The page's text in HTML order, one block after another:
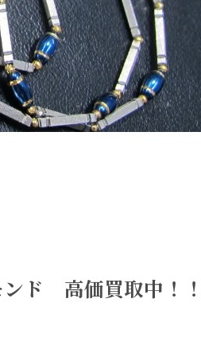
高価買取中！！